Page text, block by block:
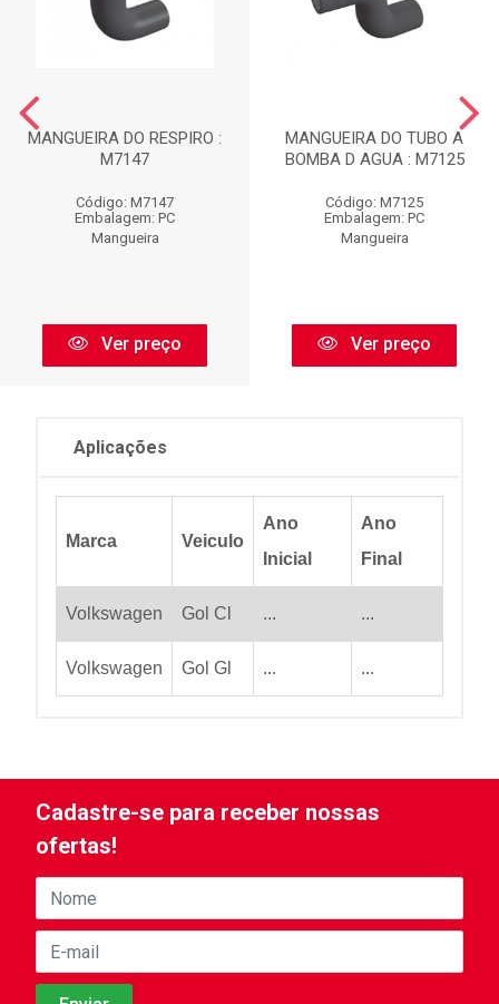
MANGUEIRA DO RESPIRO :
M7147
Código: M7147
Embalagem: PC
Mangueira
Ver preço
MANGUEIRA DO TUBO A
BOMBA D AGUA : M7125
Código: M7125
Embalagem: PC
Mangueira
Ver preço
Aplicações
Marca Veiculo
Ano
Inicial
Ano
Final
Volkswagen Gol Cl ... ...
Volkswagen Gol Gl ... ...
Cadastre-se para receber nossas
ofertas!